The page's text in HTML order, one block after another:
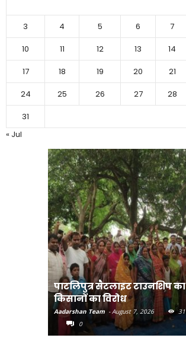
3
4 5 6 7
10
11 12 13 14
17
18 19 20 21
24
25 26 27 28
31
« Jul
पाटलिपुत्र सैटलाइट टाउनशिप का
किसानों का विरोध
Aadarshan Team - August 7, 2026
31
0